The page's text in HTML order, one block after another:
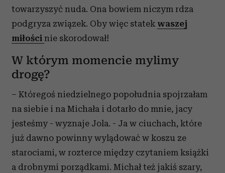
towarzyszyć nuda. Ona bowiem niczym rdza
podgryza związek. Oby więc statek waszej
miłości nie skorodował!
W którym momencie mylimy
drogę?
– Któregoś niedzielnego popołudnia spojrzałam
na siebie i na Michała i dotarło do mnie, jacy
jesteśmy - wyznaje Jola. - Ja w ciuchach, które
już dawno powinny wylądować w koszu ze
starociami, w rozterce między czytaniem książki
a drobnymi porządkami. Michał też jakiś szary,